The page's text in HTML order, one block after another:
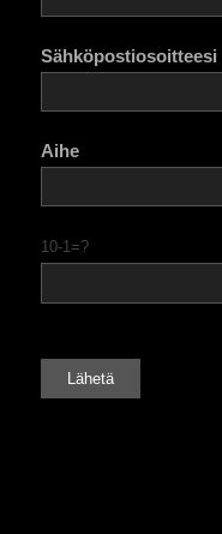
Sähköpostiosoitteesi
Aihe
10-1=?